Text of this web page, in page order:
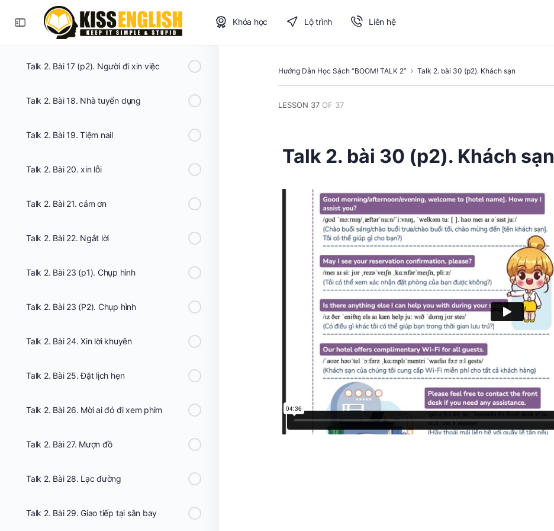
Khóa học Lộ trình Liên hệ
Talk 2. Bài 17 (p1). Người đi xin việc
Talk 2. Bài 17 (p2). Người đi xin việc
Talk 2. Bài 18. Nhà tuyển dụng
Talk 2. Bài 19. Tiệm nail
Talk 2. Bài 20. xin lỗi
Talk 2. Bài 21. cảm ơn
Talk 2. Bài 22. Ngắt lời
Talk 2. Bài 23 (p1). Chụp hình
Talk 2. Bài 23 (P2). Chụp hình
Talk 2. Bài 24. Xin lời khuyên
Talk 2. Bài 25. Đặt lịch hẹn
Talk 2. Bài 26. Mời ai đó đi xem phim
Talk 2. Bài 27. Mượn đồ
Talk 2. Bài 28. Lạc đường
Talk 2. Bài 29. Giao tiếp tại sân bay
Hướng Dẫn Học Sách “BOOM! TALK 2” Talk 2. bài 30 (p2). Khách sạn
LESSON 37 OF 37
Talk 2. bài 30 (p2). Khách sạn